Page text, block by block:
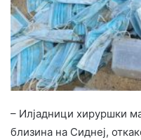
– Илјадници хируршки
близина на Сиднеј,